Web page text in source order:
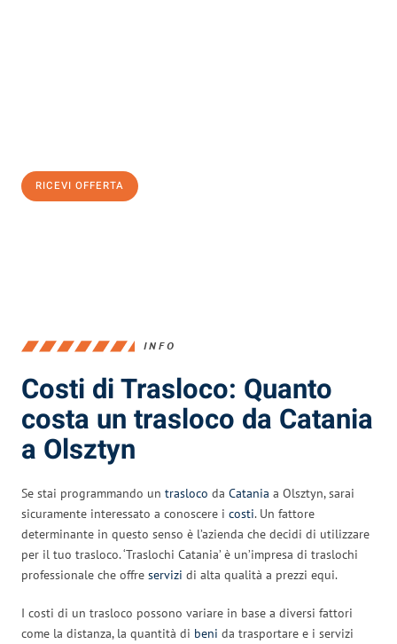
RICEVI OFFERTA
INFO
Costi di Trasloco: Quanto
costa un trasloco da Catania
a Olsztyn
Se stai programmando un trasloco da Catania a Olsztyn, sarai
sicuramente interessato a conoscere i costi. Un fattore
determinante in questo senso è l’azienda che decidi di utilizzare
per il tuo trasloco. ‘Traslochi Catania’ è un’impresa di traslochi
professionale che offre servizi di alta qualità a prezzi equi.
I costi di un trasloco possono variare in base a diversi fattori
come la distanza, la quantità di beni da trasportare e i servizi